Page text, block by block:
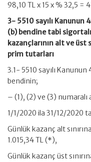
98,10 TL x 15 x % 32,5 =
3- 5510 sayılı Kanunun
(b) bendine tabi
kazançlarının alt ve üst
prim tutarları
3.1- 5510 sayılı
bendinin;
– (1), (2) ve (3) numaralı
1/1/2020 ila 31/12/2020
Günlük kazanç alt
1.015,34 TL (*),
Günlük kazanç üst